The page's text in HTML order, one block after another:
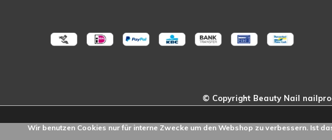
Wir benutzen Cookies nur für interne Zwecke um den Webshop zu verbessern. Ist